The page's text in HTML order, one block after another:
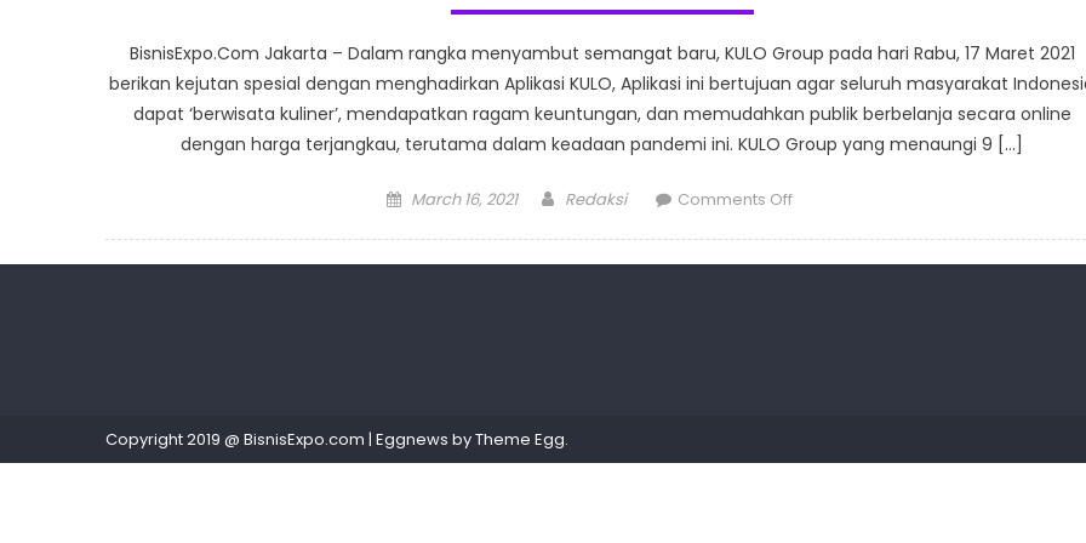
BisnisExpo.Com Jakarta – Dalam rangka menyambut semangat baru, KULO Group pada hari Rabu, 17 Maret 2021
berikan kejutan spesial dengan menghadirkan Aplikasi KULO, Aplikasi ini bertujuan agar seluruh masyarakat
dapat ‘berwisata kuliner’, mendapatkan ragam keuntungan, dan memudahkan publik berbelanja secara online
dengan harga terjangkau, terutama dalam keadaan pandemi ini. KULO Group yang menaungi 9 […]
Posted
March 16, 2021 Author
Redaksi Comments Offon
Copyright 2019 @ BisnisExpo.com | Eggnews byTheme Egg.